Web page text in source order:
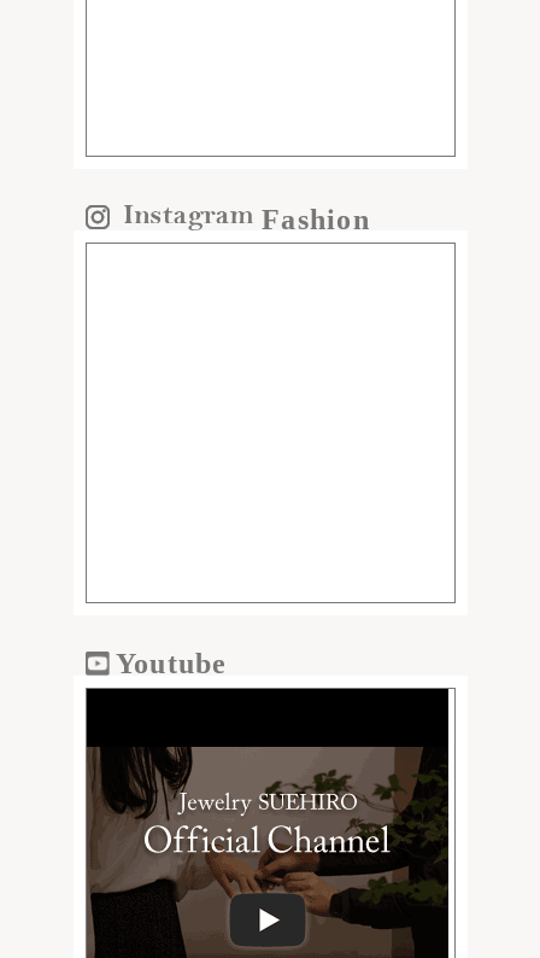
Fashion
Youtube